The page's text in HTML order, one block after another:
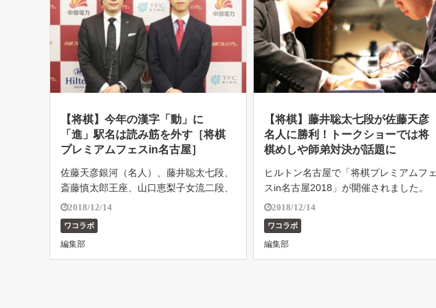
【将棋】今年の漢字「動」に
「進」駅名は読み筋を外す［将棋
プレミアムフェスin名古屋］
佐藤天彦銀河（名人）、藤井聡太七段、
斎藤慎太郎王座、山口恵梨子女流二段、
杉本昌隆七段、中澤沙耶女流初段が出演
さ […]
2018/12/14
ワコラボ
編集部
【将棋】藤井聡太七段が佐藤天彦
名人に勝利！トークショーでは将
棋めしや師弟対決が話題に
ヒルトン名古屋で「将棋プレミアムフェ
スin名古屋2018」が開催されました。
イベント観覧に用意された約800 […]
2018/12/14
ワコラボ
編集部